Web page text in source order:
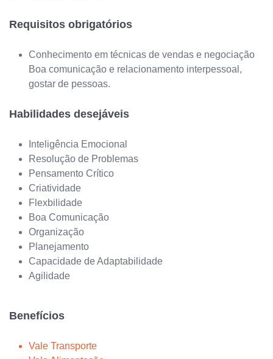
Requisitos obrigatórios
Conhecimento em técnicas de vendas e negociação
Boa comunicação e relacionamento interpessoal,
gostar de pessoas.
Habilidades desejáveis
Inteligência Emocional
Resolução de Problemas
Pensamento Crítico
Criatividade
Flexbilidade
Boa Comunicação
Organização
Planejamento
Capacidade de Adaptabilidade
Agilidade
Benefícios
Vale Transporte